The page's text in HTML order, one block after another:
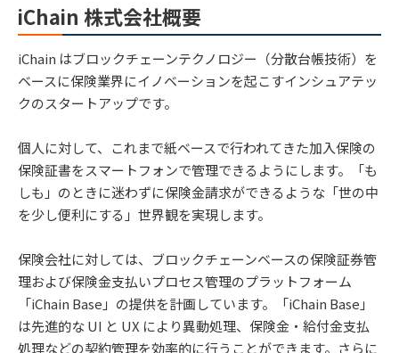
iChain 株式会社概要
iChain はブロックチェーンテクノロジー（分散台帳技術）を
ベースに保険業界にイノベーションを起こすインシュアテッ
クのスタートアップです。
個⼈に対して、これまで紙ベースで⾏われてきた加⼊保険の
保険証書をスマートフォンで管理できるようにします。「も
しも」のときに迷わずに保険⾦請求ができるような「世の中
を少し便利にする」世界観を実現します。
保険会社に対しては、ブロックチェーンベースの保険証券管
理および保険⾦⽀払いプロセス管理のプラットフォーム
「iChain Base」の提供を計画しています。「iChain Base」
は先進的な UI と UX により異動処理、保険⾦・給付⾦⽀払
処理などの契約管理を効率的に⾏うことができます。さらに